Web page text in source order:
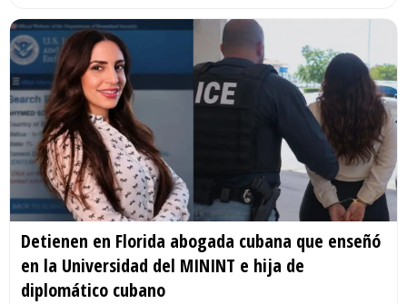
Detienen en Florida abogada cubana que enseñó
en la Universidad del MININT e hija de
diplomático cubano